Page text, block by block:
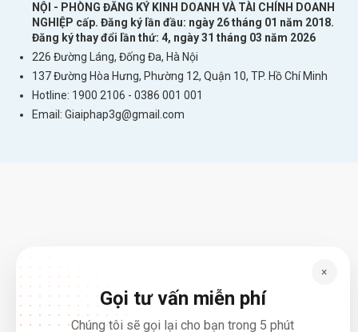
NỘI - PHÒNG ĐĂNG KÝ KINH DOANH VÀ TÀI CHÍNH DOANH
NGHIỆP cấp. Đăng ký lần đầu: ngày 26 tháng 01 năm 2018.
Đăng ký thay đổi lần thứ: 4, ngày 31 tháng 03 năm 2026
226 Đường Láng, Đống Đa, Hà Nội
137 Đường Hòa Hưng, Phường 12, Quận 10, TP. Hồ Chí Minh
Hotline: 1900 2106 - 0386 001 001
Email: Giaiphap3g@gmail.com
×
Gọi tư vấn miễn phí
Chúng tôi sẽ gọi lại cho bạn trong 5 phút